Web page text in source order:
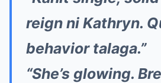
reign ni Kathryn.
behavior talaga.”
“She’s glowing.